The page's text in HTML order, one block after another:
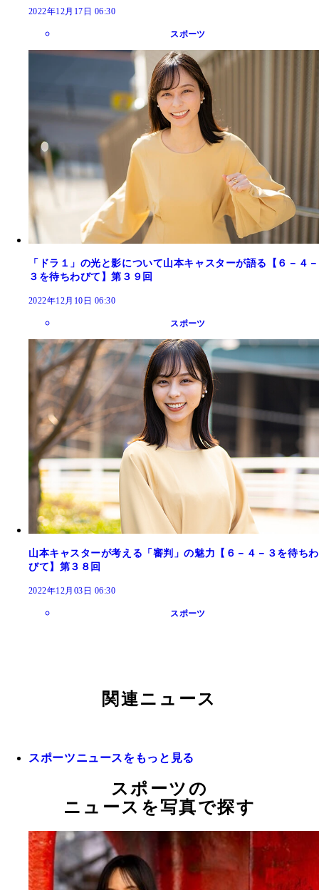
2022年12月17日 06:30
スポーツ
「ドラ１」の光と影について山本キャスターが語る【６－４－
３を待ちわびて】第３９回
2022年12月10日 06:30
スポーツ
山本キャスターが考える「審判」の魅力【６－４－３を待ちわ
びて】第３８回
2022年12月03日 06:30
スポーツ
関連ニュース
スポーツニュースをもっと見る
スポーツの
ニュースを写真で探す